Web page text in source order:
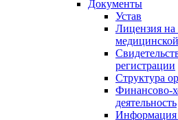
Документы
Устав
Лицензия на
регистрации
Структура
Финансово-
деятельность
Информация